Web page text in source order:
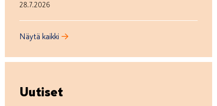
28.7.2026
Näytä kaikki
Uutiset